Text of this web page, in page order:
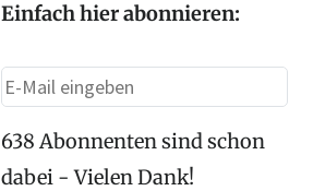
Einfach hier abonnieren:
638 Abonnenten sind schon
dabei - Vielen Dank!